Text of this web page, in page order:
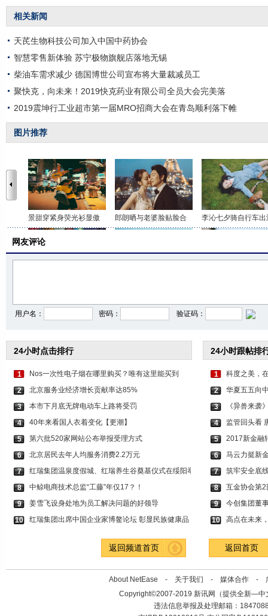
相关新闻
天芪生物科技公司加入中国中药协会
智慧零售新体验 苏宁极物旗舰店落地无锡
柴油车需求减少 德国博世公司宣布将大量裁减员工
聚快克，向未来！2019快克药业有限公司全员大会完美落
2019震坤行工业超市第一届MRO招商大会在青岛顺利落下帷
图片推荐
景甜穿紧身荧光衫显傲 郎朗晒与老婆脸贴脸合 李沁七夕骑自行车出
网友评论
用户名： 密码： 验证码：
24小时点击排行
1
Nos一次性电子烟在哪里购买？唯有这里能买到
2
北京服务业经济增长贡献率达85%
3
本市下月底无牌电动车上路将受罚
4
40年来看国人衣着变化【更潮】
5
第六批520家网站公布举报受理方式
6
北京居民去年人均服务消费2.2万元
7
红瑞集团温泉度假城、红瑞养生谷奠基仪式在绥阳举
8
中鲸电商技术总监“工藤”年仅17？！
9
姜雪飞设身处地为员工解决问题的好领导
10
红瑞集团出席中国企业家博鳌论坛 彰显民族健康品
24小时跟帖排
1
科度之美，
2
华夏五五向
3
《异兽来袭
4
监管回头看
5
2017新金融
6
马云力挺新
7
筑牢安全底
8
互金协会第
9
今创集团董
10
高点在未来
返回频道首页 返回首页
About NetEase - 关于我们 - 媒体合作 -
Copyright©2007-2019 新讯网（提供全新—中
违法信息举报及处理邮箱：